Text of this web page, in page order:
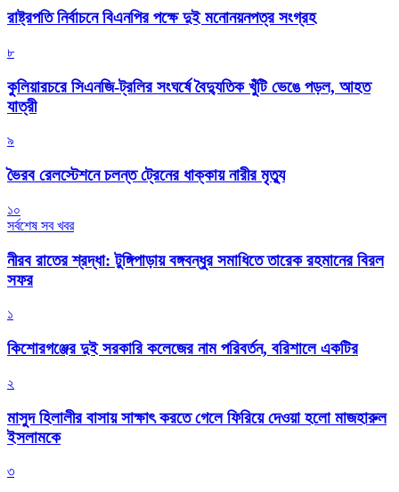
রাষ্ট্রপতি নির্বাচনে বিএনপির পক্ষে দুই মনোনয়নপত্র সংগ্রহ
৮
কুলিয়ারচরে সিএনজি-ট্রলির সংঘর্ষে বৈদ্যুতিক খুঁটি ভেঙে পড়ল, আহত
যাত্রী
৯
ভৈরব রেলস্টেশনে চলন্ত ট্রেনের ধাক্কায় নারীর মৃত্যু
১০
সর্বশেষ সব খবর
নীরব রাতের শ্রদ্ধা: টুঙ্গিপাড়ায় বঙ্গবন্ধুর সমাধিতে তারেক রহমানের বিরল
সফর
১
কিশোরগঞ্জের দুই সরকারি কলেজের নাম পরিবর্তন, বরিশালে একটির
২
মাসুদ হিলালীর বাসায় সাক্ষাৎ করতে গেলে ফিরিয়ে দেওয়া হলো মাজহারুল
ইসলামকে
৩